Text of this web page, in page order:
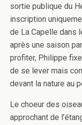
sortie publique du
inscription
de La Capelle dans
après une saison
profiter, Philippe
de se lever mais
devant la nature au
Le choeur des
approchant de